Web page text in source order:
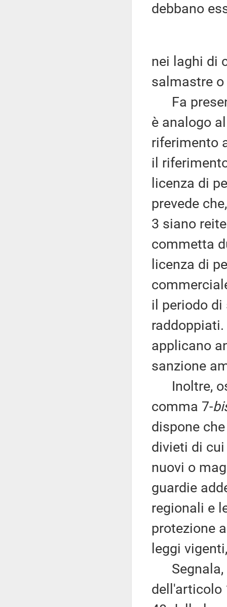
debbano
nei laghi di
salmastre
Fa
è analogo
riferimento
il
licenza di
prevede
3 siano
commetta
licenza di
il periodo di
applicano
sanzione
Inoltre,
comma 7-
dispone
divieti di
nuovi o
guardie
regionali e
protezione
leggi
Segnala,
dell'articolo